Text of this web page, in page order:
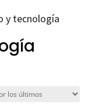
y tecnología